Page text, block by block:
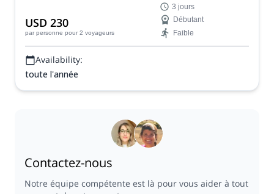
jours dans la gorge d'Ala Archa, au Kirghizistan.
USD 230
par personne pour 2 voyageurs
3 jours
Débutant
Faible
Availability:
toute l'année
Contactez-nous
Notre équipe compétente est là pour vous aider à tout